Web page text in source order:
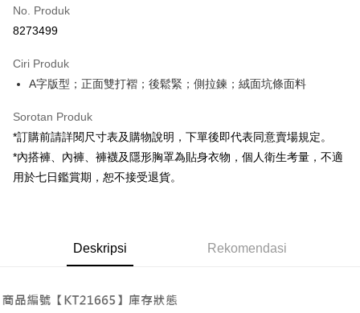
Pengambilan di Kedai Serbaneka
Apple Pay
Google Pay
OP Pay Later
Deskripsi
pengguna Taiwan Mobile tanpa memerlukan permohonan tambahan.
Later selepas pesanan dibuat. Anda perlu mengesahkan nombor telefon
Pertama, Mengenai Perkhidmatan AFTEE Beli Sekarang Bayar Kemudian
1. Dengan memilih AFTEE sebagai kaedah pembayaran, mesej
2. Anda boleh meneruskan pembayaran selepas pengesahan SMS.
Pemindahan ATM
Pilihan Penghantaran
No. Produk
8273499
Ciri Produk
A字版型；正面雙打褶；後鬆緊；側拉鍊；絨面坑條面料
Sorotan Produk
*訂購前請詳閱尺寸表及購物說明，下單後即代表同意賣場規定。
*內搭褲、內褲、褲襪及隱形胸罩為貼身衣物，個人衛生考量，不適
用於七日鑑賞期，恕不接受退貨。
Deskripsi Rekomendasi